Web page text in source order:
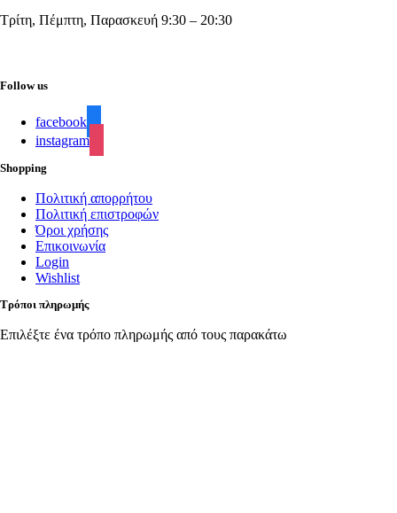
Τρίτη, Πέμπτη, Παρασκευή 9:30 – 20:30
Follow us
facebook
instagram
Shopping
Πολιτική απορρήτου
Πολιτική επιστροφών
Όροι χρήσης
Επικοινωνία
Login
Wishlist
Τρόποι πληρωμής
Επιλέξτε ένα τρόπο πληρωμής από τους παρακάτω